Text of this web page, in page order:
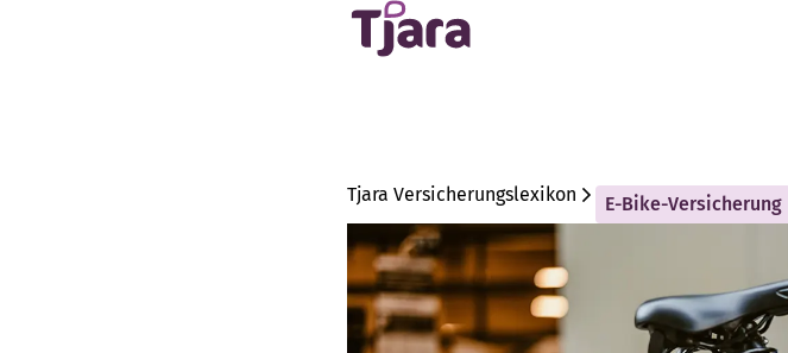
Tjara Versicherungslexikon E-Bike-Versicherung